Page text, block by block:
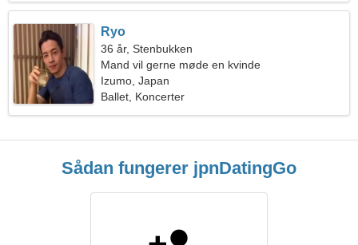
Ryo
36 år, Stenbukken
Mand vil gerne møde en kvinde
Izumo, Japan
Ballet, Koncerter
Sådan fungerer jpnDatingGo